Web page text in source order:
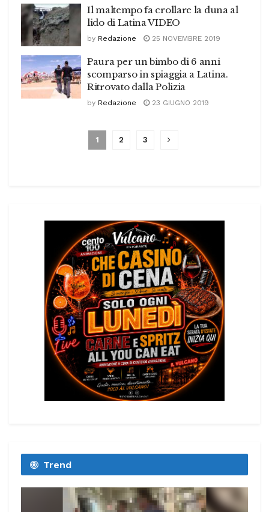
Il maltempo fa crollare la duna al
lido di Latina VIDEO
by Redazione 25 NOVEMBRE 2019
Paura per un bimbo di 6 anni
scomparso in spiaggia a Latina.
Ritrovato dalla Polizia
by Redazione 23 GIUGNO 2019
1 2 3
Trend